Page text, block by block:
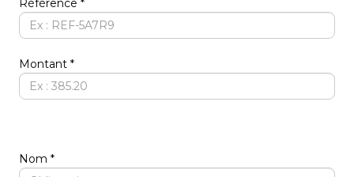
Référence
Montant
Nom